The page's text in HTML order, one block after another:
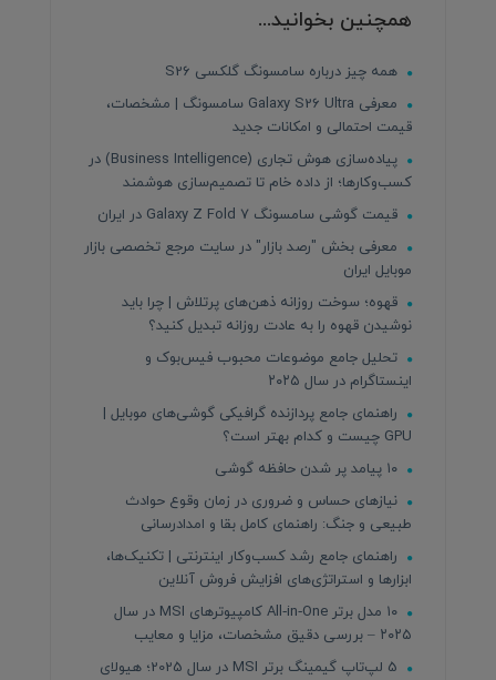
همچنین بخوانید...
همه چیز درباره سامسونگ گلکسی S26
معرفی Galaxy S26 Ultra سامسونگ | مشخصات،
قیمت احتمالی و امکانات جدید
پیاده‌سازی هوش تجاری (Business Intelligence) در
کسب‌وکارها؛ از داده خام تا تصمیم‌سازی هوشمند
قیمت گوشی سامسونگ Galaxy Z Fold 7 در ایران
معرفی بخش "رصد بازار" در سایت مرجع تخصصی بازار
موبایل ایران
قهوه؛ سوخت روزانه ذهن‌های پرتلاش | چرا باید
نوشیدن قهوه را به عادت روزانه تبدیل کنید؟
تحلیل جامع موضوعات محبوب فیس‌بوک و
اینستاگرام در سال ۲۰۲۵
راهنمای جامع پردازنده‌ گرافیکی گوشی‌های موبایل |
GPU چیست و کدام بهتر است؟
نیازهای حساس و ضروری در زمان وقوع حوادث
طبیعی و جنگ: راهنمای کامل بقا و امدادرسانی
راهنمای جامع رشد کسب‌وکار اینترنتی | تکنیک‌ها،
ابزارها و استراتژی‌های افزایش فروش آنلاین
۱۰ مدل برتر All‑in‑One کامپیوترهای MSI در سال
۲۰۲۵ – بررسی دقیق مشخصات، مزایا و معایب
5 لپ‌تاپ گیمینگ برتر MSI در سال 2025؛ هیولای